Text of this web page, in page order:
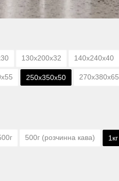
130х200х32 140х240х40
250х350х50 270х380х65
500г (розчинна кава) 1кг